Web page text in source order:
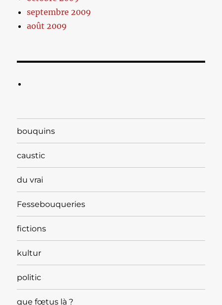
septembre 2009
août 2009
bouquins
caustic
du vrai
Fessebouqueries
fictions
kultur
politic
que fœtus là ?